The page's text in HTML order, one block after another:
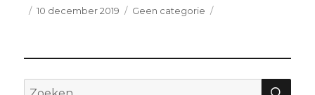
Geplaatst
10 december 2019 Categorieën
Geen categorie
Zoeken